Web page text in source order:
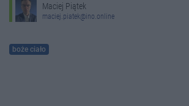
Maciej Piątek
maciej.piatek@ino.online
boże ciało